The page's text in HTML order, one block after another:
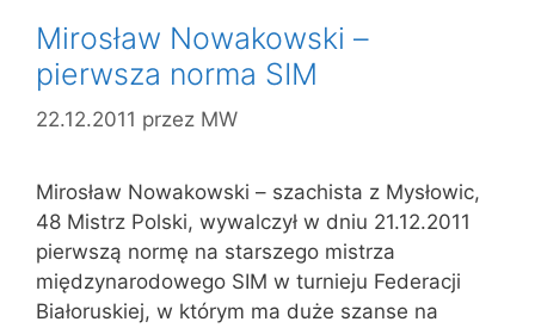
Mirosław Nowakowski –
pierwsza norma SIM
22.12.2011 przez MW
Mirosław Nowakowski – szachista z Mysłowic,
48 Mistrz Polski, wywalczył w dniu 21.12.2011
pierwszą normę na starszego mistrza
międzynarodowego SIM w turnieju Federacji
Białoruskiej, w którym ma duże szanse na